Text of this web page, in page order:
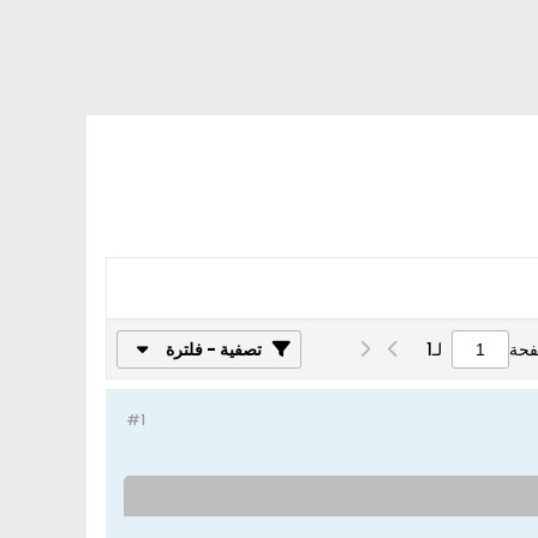
لـ1 تصفية - فلترة
#1